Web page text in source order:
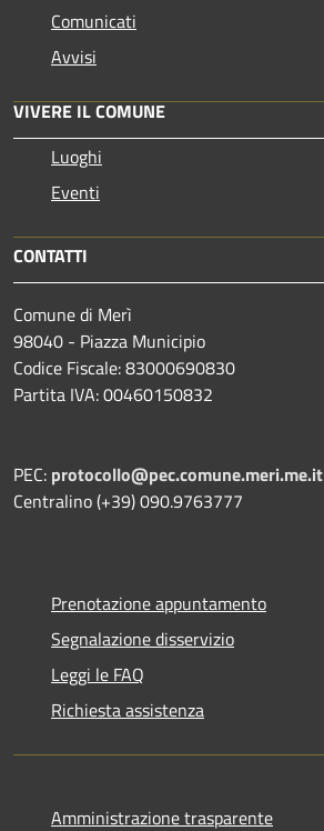
Comunicati
Avvisi
VIVERE IL COMUNE
Luoghi
Eventi
CONTATTI
Comune di Merì
98040 - Piazza Municipio
Codice Fiscale: 83000690830
Partita IVA: 00460150832
PEC: protocollo@pec.comune.meri.me.it
Centralino (+39) 090.9763777
Prenotazione appuntamento
Segnalazione disservizio
Leggi le FAQ
Richiesta assistenza
Amministrazione trasparente